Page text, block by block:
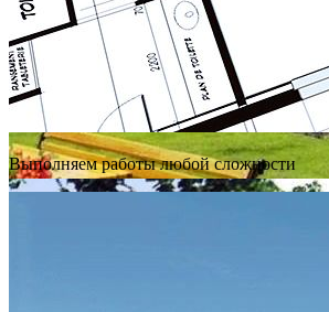
Выполняем работы любой сложности